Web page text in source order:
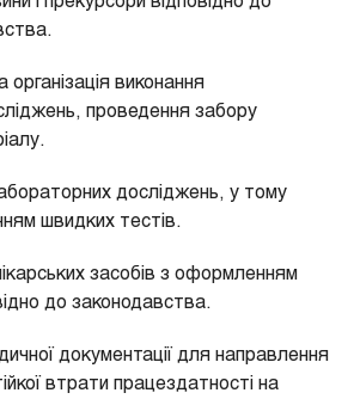
організація виконання
проведення забору
досліджень, у тому
швидких тестів.
засобів з оформленням
до законодавства.
документації для направлення
втрати працездатності на